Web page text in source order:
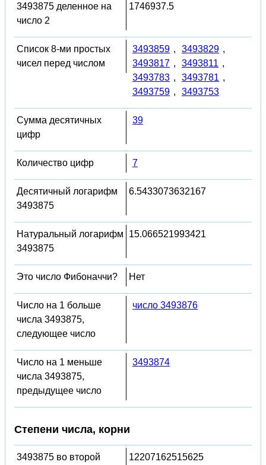
3493875 деленное на
число 2
1746937.5
Список 8-ми простых
чисел перед числом
3493859 , 3493829 ,
3493817 , 3493811 ,
3493783 , 3493781 ,
3493759 , 3493753
Сумма десятичных
цифр
39
Количество цифр 7
Десятичный логарифм
3493875
6.5433073632167
Натуральный логарифм
3493875
15.066521993421
Это число Фибоначчи? Нет
Число на 1 больше
числа 3493875,
следующее число
число 3493876
Число на 1 меньше
числа 3493875,
предыдущее число
3493874
Степени числа, корни
3493875 во второй
12207162515625